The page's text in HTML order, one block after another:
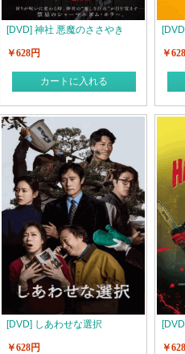
[DVD] 神社 悪魔のささやき
￥628円
カートに入れる
￥
[DVD] しあわせな選択
￥628円 ￥